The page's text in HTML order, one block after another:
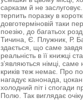
сарказм й не
терпить поразку в
довготерміновій таки
поезію, до багатьох
Тичина, Є. Плужник, Р.
здається, що саме
реальність в її книжці
з’являються німці,
криків теж немає. Про
нагадує канонада,
холодний піт і спогади
Полю. Так виглядає